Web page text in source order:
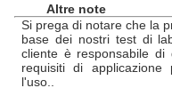
Altre note
Si prega di notare che la
base dei nostri test di
cliente è responsabile
requisiti di applicazione
l'uso..